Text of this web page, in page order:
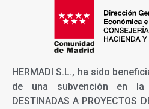
HERMADI S.L., ha sido
de una subvención en la
DESTINADAS A PROYECTOS